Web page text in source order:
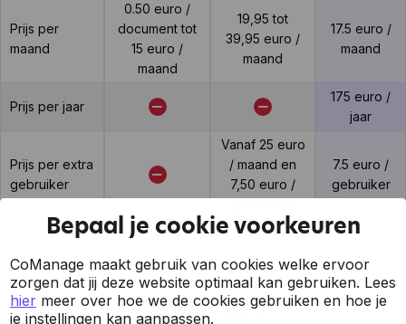
Prijs per
maand
0.50 euro /
document tot
15 euro /
maand
19,95 tot
39,95 euro /
maand
17.5 euro /
maand
Prijs per jaar
175 euro /
jaar
Prijs per extra
gebruiker
Vanaf 25 euro
/ maand en
7,50 euro /
7.5 euro /
gebruiker
Support
Bepaal je cookie voorkeuren
CoManage maakt gebruik van cookies welke ervoor
zorgen dat jij deze website optimaal kan gebruiken. Lees
hier meer over hoe we de cookies gebruiken en hoe je
je instellingen kan aanpassen.